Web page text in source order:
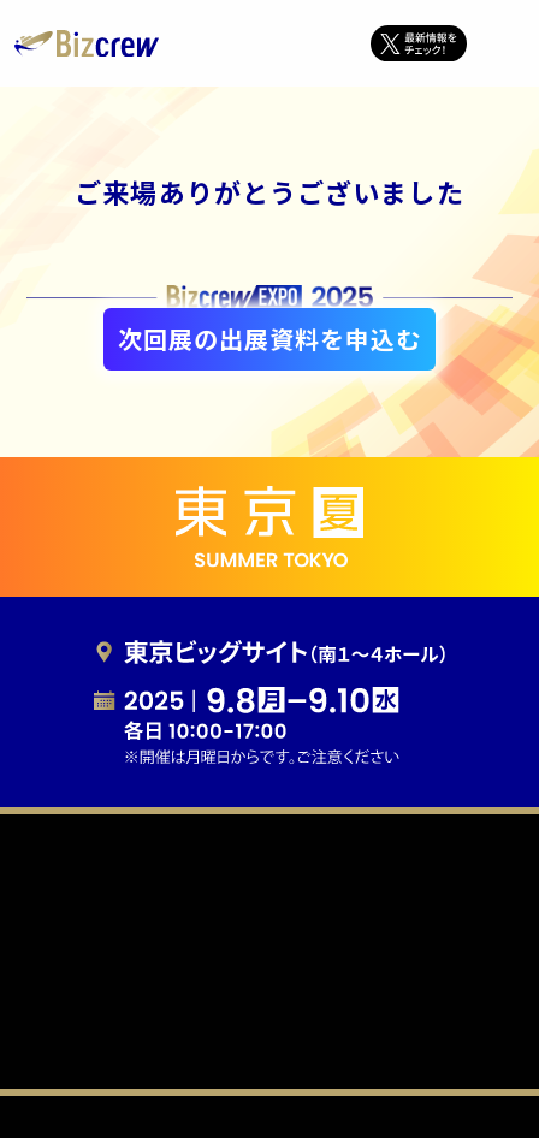
ご来場ありがとうございました
次回展の出展資料を申込む